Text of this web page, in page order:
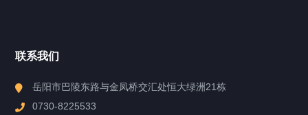
高端民商事诉讼服务项目
法律顾问服务项目
境外债发行和运营法律服务项目
联系我们
岳阳市巴陵东路与金凤桥交汇处恒大绿洲21栋
0730-8225533